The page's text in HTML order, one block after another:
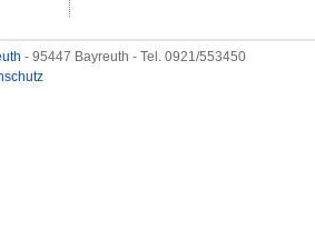
- 95447 Bayreuth - Tel. 0921/553450